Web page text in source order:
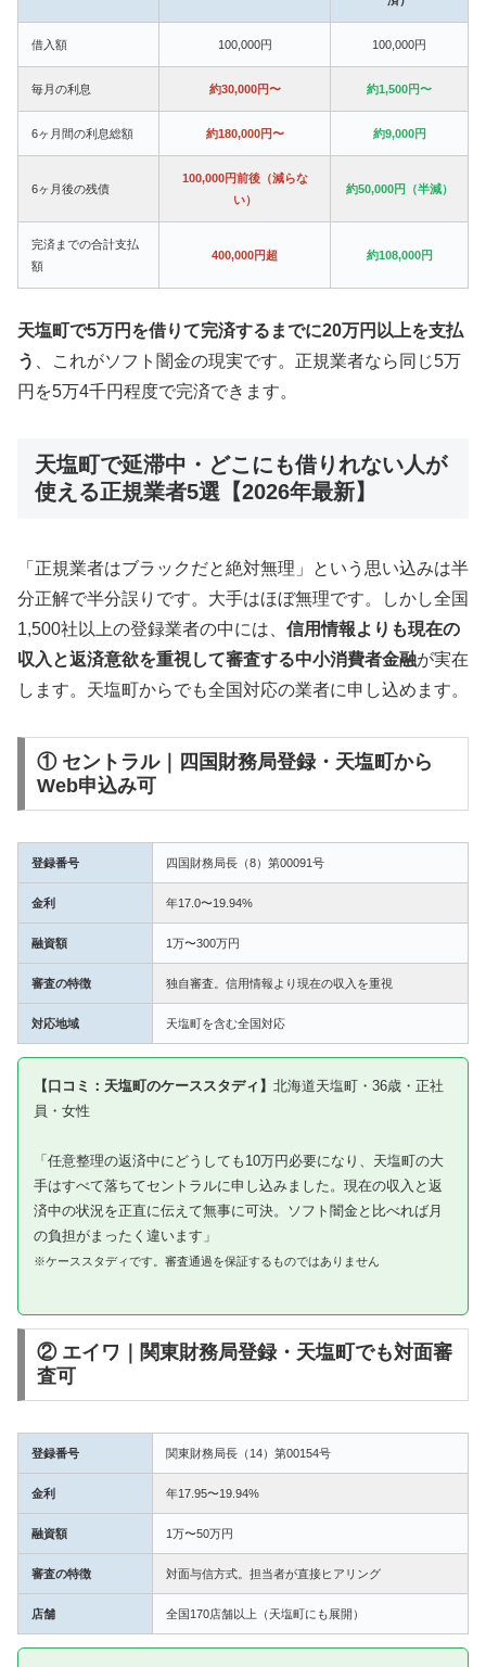
借入額 100,000円 100,000円
毎月の利息 約30,000円〜 約1,500円〜
6ヶ月間の利息総額 約180,000円〜 約9,000円
6ヶ月後の残債
100,000円前後（減らな
い）
約50,000円（半減）
完済までの合計支払
額
400,000円超 約108,000円
天塩町で5万円を借りて完済するまでに20万円以上を支払
う
、これがソフト闇金の現実です。正規業者なら同じ5万
円を5万4千円程度で完済できます。
天塩町で延滞中・どこにも借りれない人が
使える正規業者5選【2026年最新】
「正規業者はブラックだと絶対無理」という思い込みは半
分正解で半分誤りです。大手はほぼ無理です。しかし全国
1,500社以上の登録業者の中には、 信用情報よりも現在の
収入と返済意欲を重視して審査する中小消費者金融が実在
します。天塩町からでも全国対応の業者に申し込めます。
① セントラル｜四国財務局登録・天塩町から
Web申込み可
登録番号 四国財務局長（8）第00091号
金利 年17.0〜19.94%
融資額 1万〜300万円
審査の特徴 独自審査。信用情報より現在の収入を重視
対応地域 天塩町を含む全国対応
【口コミ：天塩町のケーススタディ】 北海道天塩町・36歳・正社
員・女性
「任意整理の返済中にどうしても10万円必要になり、天塩町の大
手はすべて落ちてセントラルに申し込みました。現在の収入と返
済中の状況を正直に伝えて無事に可決。ソフト闇金と比べれば月
の負担がまったく違います」
※ケーススタディです。審査通過を保証するものではありません
② エイワ｜関東財務局登録・天塩町でも対面審
査可
登録番号 関東財務局長（14）第00154号
金利 年17.95〜19.94%
融資額 1万〜50万円
審査の特徴 対面与信方式。担当者が直接ヒアリング
店舗 全国170店舗以上（天塩町にも展開）